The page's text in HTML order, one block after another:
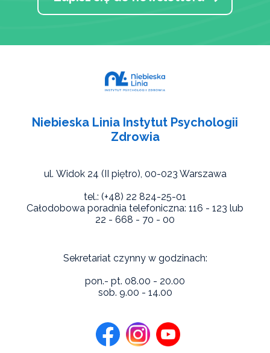
Niebieska Linia Instytut Psychologii
Zdrowia
ul. Widok 24 (II piętro), 00-023 Warszawa
tel.: (+48) 22 824-25-01
Całodobowa poradnia telefoniczna: 116 - 123 lub
22 - 668 - 70 - 00
Sekretariat czynny w godzinach:
pon.- pt. 08.00 - 20.00
sob. 9.00 - 14.00